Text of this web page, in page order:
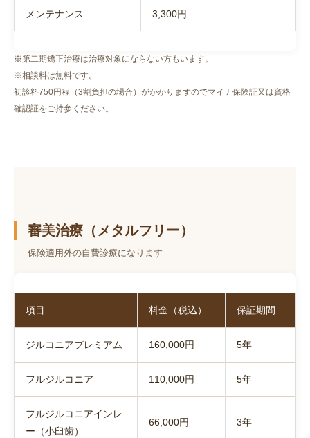
メンテナンス 3,300円
※第二期矯正治療は治療対象にならない方もいます。
※相談料は無料です。
初診料750円程（3割負担の場合）がかかりますのでマイナ保険証又は資格
確認証をご持参ください。
審美治療（メタルフリー）
保険適用外の自費診療になります
項目 料金（税込） 保証期間
ジルコニアプレミアム 160,000円 5年
フルジルコニア 110,000円 5年
フルジルコニアインレ
ー（小臼歯）
66,000円 3年